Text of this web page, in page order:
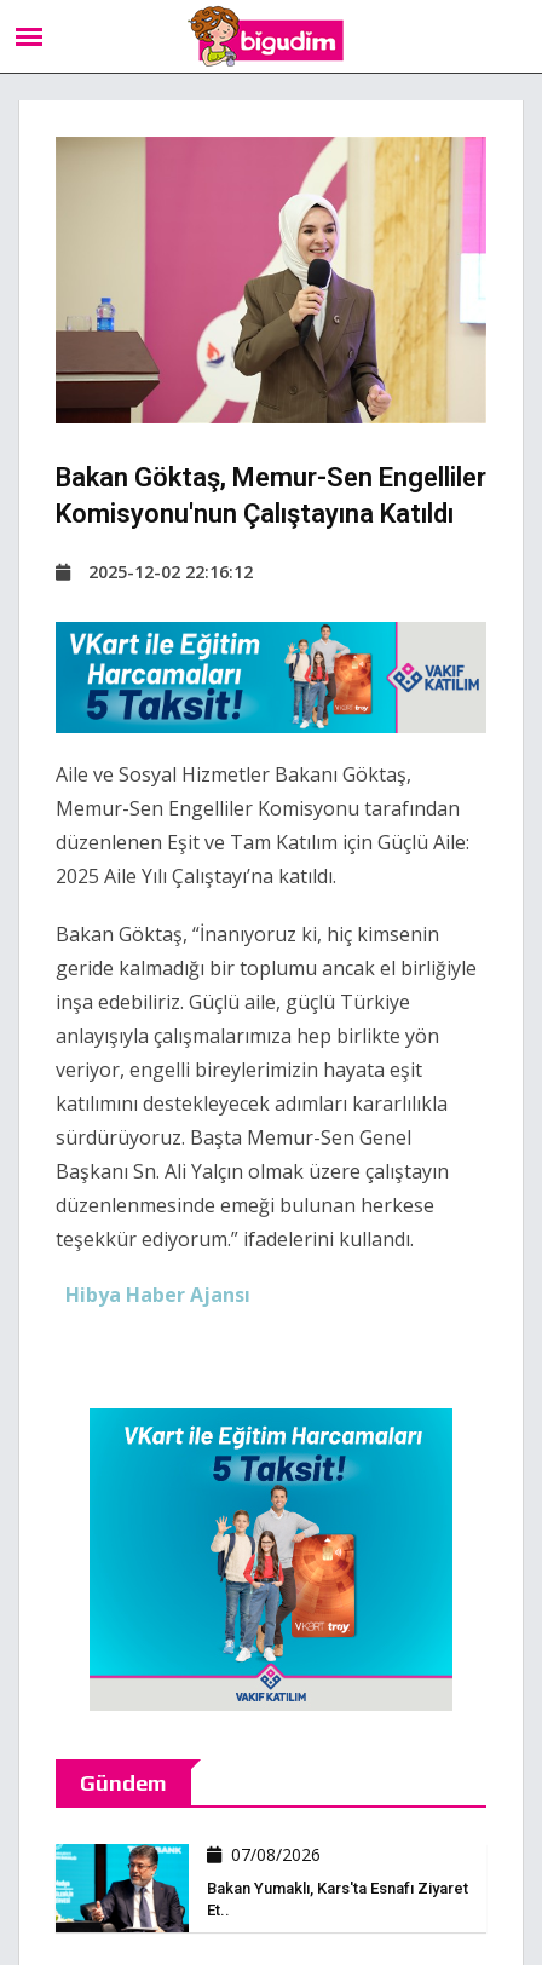
Bakan Göktaş, Memur-Sen Engelliler
Komisyonu'nun Çalıştayına Katıldı
2025-12-02 22:16:12
Aile ve Sosyal Hizmetler Bakanı Göktaş,
Memur-Sen Engelliler Komisyonu tarafından
düzenlenen Eşit ve Tam Katılım için Güçlü Aile:
2025 Aile Yılı Çalıştayı’na katıldı.
Bakan Göktaş, “İnanıyoruz ki, hiç kimsenin
geride kalmadığı bir toplumu ancak el birliğiyle
inşa edebiliriz. Güçlü aile, güçlü Türkiye
anlayışıyla çalışmalarımıza hep birlikte yön
veriyor, engelli bireylerimizin hayata eşit
katılımını destekleyecek adımları kararlılıkla
sürdürüyoruz. Başta Memur-Sen Genel
Başkanı Sn. Ali Yalçın olmak üzere çalıştayın
düzenlenmesinde emeği bulunan herkese
teşekkür ediyorum.” ifadelerini kullandı.
Hibya Haber Ajansı
Gündem
07/08/2026
Bakan Yumaklı, Kars'ta Esnafı Ziyaret
Et..